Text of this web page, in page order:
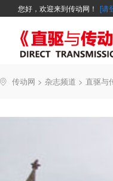
您好，欢迎来到传动网！ [请
广告
企业活动
能效碳索
精品 新品
世界方案
技术文章
资讯在线
直驱与传动
新年寄语
传动网 > 杂志频道 > 直驱与